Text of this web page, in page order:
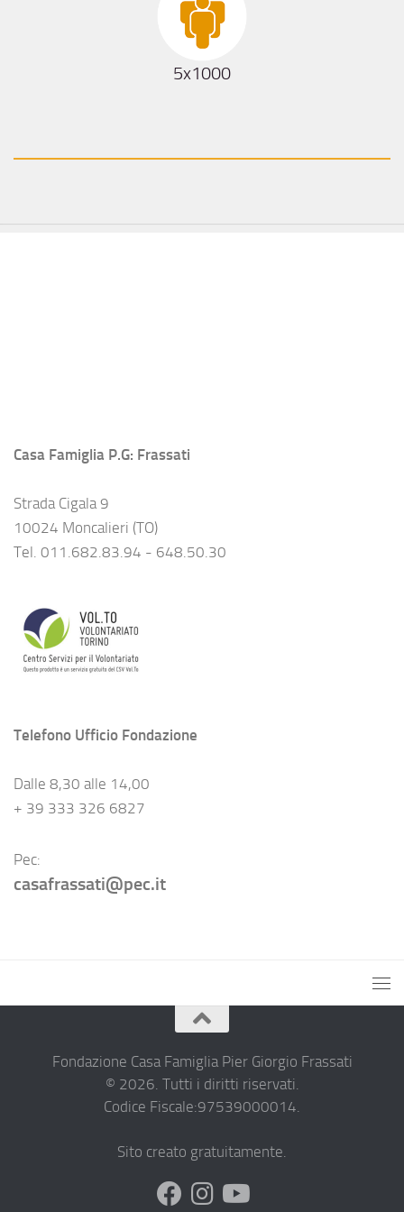
5x1000
Casa Famiglia P.G: Frassati
Strada Cigala 9
10024 Moncalieri (TO)
Tel. 011.682.83.94 - 648.50.30
Telefono Ufficio Fondazione
Dalle 8,30 alle 14,00
+ 39 333 326 6827
Pec:
casafrassati@pec.it
Fondazione Casa Famiglia Pier Giorgio Frassati
© 2026. Tutti i diritti riservati.
Codice Fiscale:97539000014.
Sito creato gratuitamente.